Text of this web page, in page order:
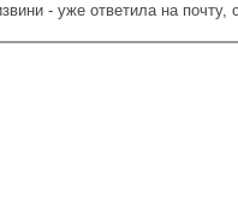
- уже ответила на почту,